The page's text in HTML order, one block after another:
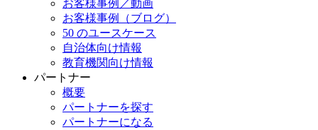
お客様事例／動画
お客様事例（ブログ）
50 のユースケース
自治体向け情報
教育機関向け情報
パートナー
概要
パートナーを探す
パートナーになる